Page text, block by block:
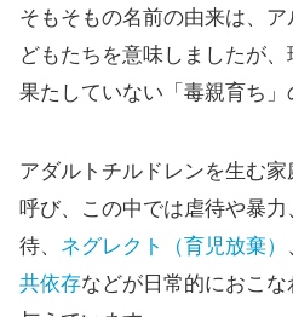
そもそもの名前の由来は、
どもたちを意味しましたが
果たしていない「毒親育ち」
アダルトチルドレンを生む家
呼び、この中では虐待や暴力
待、 ネグレクト（育児放棄）
共依存などが日常的におこ